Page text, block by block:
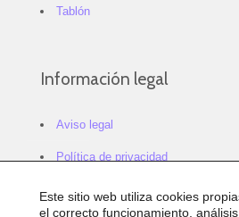
Tablón
Información legal
Aviso legal
Política de privacidad
Política de cookies
Este sitio web utiliza cookies
el correcto funcionamiento,